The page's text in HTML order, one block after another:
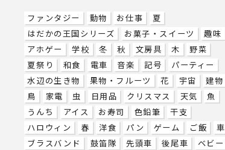
ファンタジー 動物 お仕事
夏
はだかの王国シリーズ
お菓子・スイーツ
趣味
アホゲー
学校 冬 秋 文房具 木
野菜
夏祭り
和食 電車 音楽 記号
パーティー
水辺の生き物
果物・フルーツ 花 宇宙
建物
鳥
家電 虫 日用品 クリスマス 天気
魚
うんち
アイス お寿司 色鉛筆
干支
ハロウィン
春 洋食 パン ゲーム ご飯
車
ブラスバンド
鼓笛隊 先頭車 後尾車
ベビー